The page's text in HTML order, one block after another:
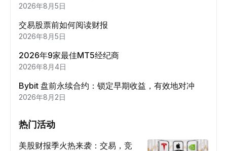
2026年8月5日
交易股票前如何阅读财报
2026年8月5日
2026年9家最佳MT5经纪商
2026年8月4日
Bybit 盘前永续合约：锁定早期收益，有效地对冲
2026年8月2日
热门活动
美股财报季火热来袭：交易，竞